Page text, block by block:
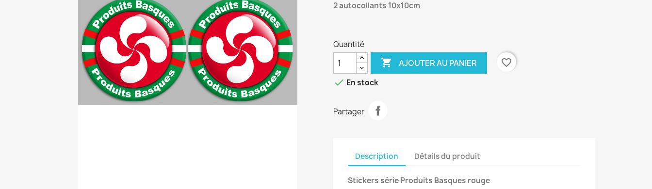
2 autocollants 10x10cm
Quantité
 AJOUTER AU PANIER
favorite_border
 En stock
Partager
Description Détails du produit
Stickers série Produits Basques rouge